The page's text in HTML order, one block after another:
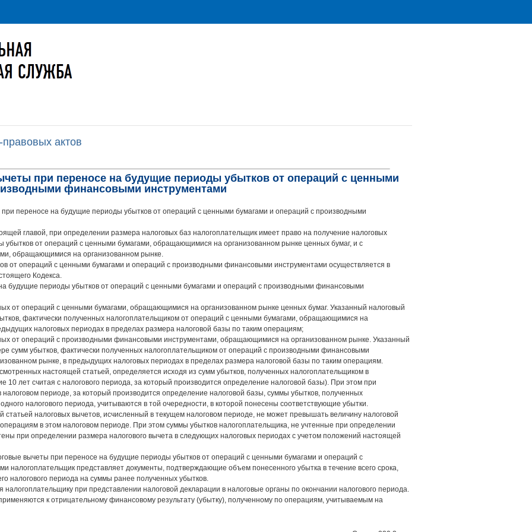
актов
при переносе на будущие периоды убытков от операций с ценными
финансовыми инструментами
переносе на будущие периоды убытков от операций с ценными бумагами и операций с производными
главой, при определении размера налоговых баз налогоплательщик имеет право на получение налоговых
убытков от операций с ценными бумагами, обращающимися на организованном рынке ценных бумаг, и с
обращающимися на организованном рынке.
от операций с ценными бумагами и операций с производными финансовыми инструментами осуществляется в
Кодекса.
будущие периоды убытков от операций с ценными бумагами и операций с производными финансовыми
от операций с ценными бумагами, обращающимися на организованном рынке ценных бумаг. Указанный налоговый
фактически полученных налогоплательщиком от операций с ценными бумагами, обращающимися на
налоговых периодах в пределах размера налоговой базы по таким операциям;
от операций с производными финансовыми инструментами, обращающимися на организованном рынке. Указанный
сумм убытков, фактически полученных налогоплательщиком от операций с производными финансовыми
рынке, в предыдущих налоговых периодах в пределах размера налоговой базы по таким операциям.
настоящей статьей, определяется исходя из сумм убытков, полученных налогоплательщиком в
10 лет считая с налогового периода, за который производится определение налоговой базы). При этом при
периоде, за который производится определение налоговой базы, суммы убытков, полученных
налогового периода, учитываются в той очередности, в которой понесены соответствующие убытки.
налоговых вычетов, исчисленный в текущем налоговом периоде, не может превышать величину налоговой
в этом налоговом периоде. При этом суммы убытков налогоплательщика, не учтенные при определении
при определении размера налогового вычета в следующих налоговых периодах с учетом положений настоящей
вычеты при переносе на будущие периоды убытков от операций с ценными бумагами и операций с
налогоплательщик представляет документы, подтверждающие объем понесенного убытка в течение всего срока,
налогового периода на суммы ранее полученных убытков.
при представлении налоговой декларации в налоговые органы по окончании налогового периода.
к отрицательному финансовому результату (убытку), полученному по операциям, учитываемым на